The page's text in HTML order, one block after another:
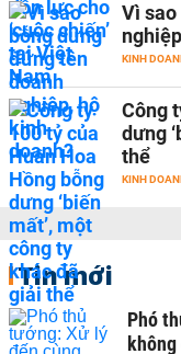
Vì
KINH
Công
dưng
thể
KINH
Tin mới
Phó